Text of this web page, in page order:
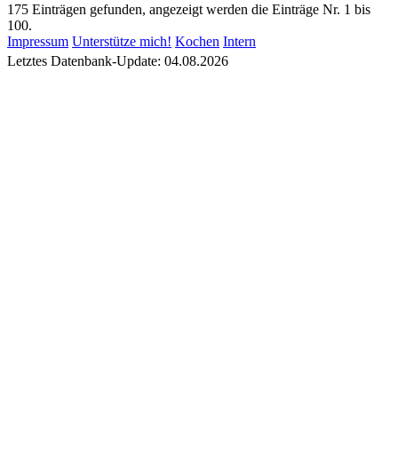
175 Einträgen gefunden, angezeigt werden die Einträge Nr. 1 bis
100.
Impressum Unterstütze mich! Kochen Intern
Letztes Datenbank-Update: 04.08.2026